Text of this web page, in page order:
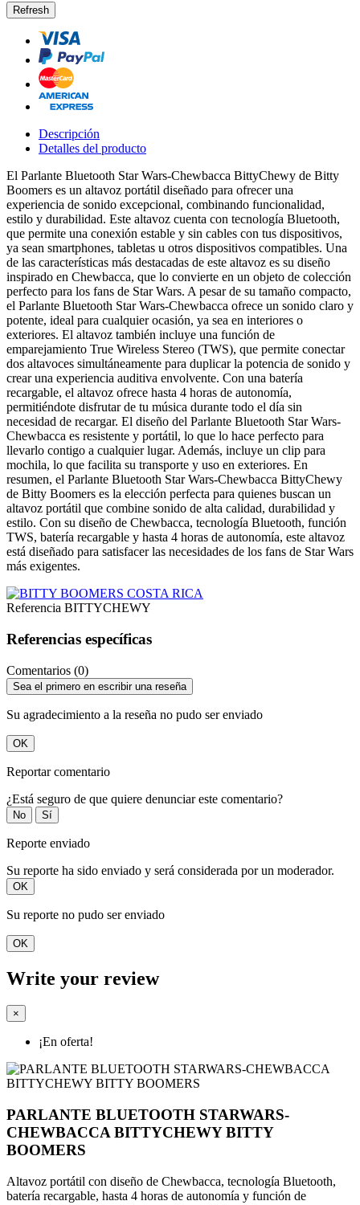
Descripción
Detalles del producto
El Parlante Bluetooth Star Wars-Chewbacca BittyChewy de Bitty
Boomers es un altavoz portátil diseñado para ofrecer una
experiencia de sonido excepcional, combinando funcionalidad,
estilo y durabilidad. Este altavoz cuenta con tecnología Bluetooth,
que permite una conexión estable y sin cables con tus dispositivos,
ya sean smartphones, tabletas u otros dispositivos compatibles. Una
de las características más destacadas de este altavoz es su diseño
inspirado en Chewbacca, que lo convierte en un objeto de colección
perfecto para los fans de Star Wars. A pesar de su tamaño compacto,
el Parlante Bluetooth Star Wars-Chewbacca ofrece un sonido claro y
potente, ideal para cualquier ocasión, ya sea en interiores o
exteriores. El altavoz también incluye una función de
emparejamiento True Wireless Stereo (TWS), que permite conectar
dos altavoces simultáneamente para duplicar la potencia de sonido y
crear una experiencia auditiva envolvente. Con una batería
recargable, el altavoz ofrece hasta 4 horas de autonomía,
permitiéndote disfrutar de tu música durante todo el día sin
necesidad de recargar. El diseño del Parlante Bluetooth Star Wars-
Chewbacca es resistente y portátil, lo que lo hace perfecto para
llevarlo contigo a cualquier lugar. Además, incluye un clip para
mochila, lo que facilita su transporte y uso en exteriores. En
resumen, el Parlante Bluetooth Star Wars-Chewbacca BittyChewy
de Bitty Boomers es la elección perfecta para quienes buscan un
altavoz portátil que combine sonido de alta calidad, durabilidad y
estilo. Con su diseño de Chewbacca, tecnología Bluetooth, función
TWS, batería recargable y hasta 4 horas de autonomía, este altavoz
está diseñado para satisfacer las necesidades de los fans de Star Wars
más exigentes.
Referencia BITTYCHEWY
Referencias específicas
Comentarios (0)
Sea el primero en escribir una reseña
Su agradecimiento a la reseña no pudo ser enviado
OK
Reportar comentario
¿Está seguro de que quiere denunciar este comentario?
No Sí
Reporte enviado
Su reporte ha sido enviado y será considerada por un moderador.
OK
Su reporte no pudo ser enviado
OK
Write your review
×
¡En oferta!
PARLANTE BLUETOOTH STARWARS-
CHEWBACCA BITTYCHEWY BITTY
BOOMERS
Altavoz portátil con diseño de Chewbacca, tecnología Bluetooth,
batería recargable, hasta 4 horas de autonomía y función de